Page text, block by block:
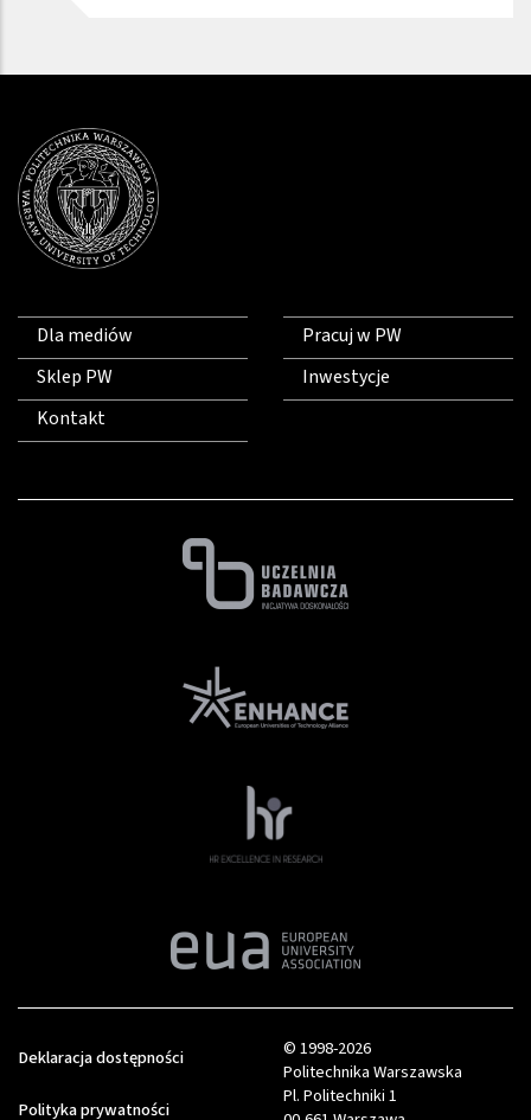
Dla mediów
Sklep PW
Kontakt
Pracuj w PW
Inwestycje
© 1998-2026
Politechnika Warszawska
Pl. Politechniki 1
Deklaracja dostępności
Polityka prywatności